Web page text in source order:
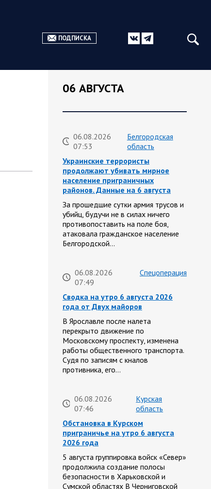
ПОДПИСКА
06 АВГУСТА
06.08.2026
07:53
Белгородская
область
Украинские террористы
продолжают убивать мирное
население приграничных
районов. Данные на 6 августа
За прошедшие сутки армия трусов и
убийц, будучи не в силах ничего
противопоставить на поле боя,
атаковала гражданское население
Белгородской…
06.08.2026
07:49
Спецоперация
Сводка на утро 6 августа 2026
года от Двух майоров
В Ярославле после налета
перекрыто движение по
Московскому проспекту, изменена
работы общественного транспорта.
Судя по записям с кналов
противника, его…
06.08.2026
07:46
Курская
область
Обстановка в Курском
приграничье на утро 6 августа
2026 года
5 августа группировка войск «Север»
продолжила создание полосы
безопасности в Харьковской и
Сумской областях В Черниговской